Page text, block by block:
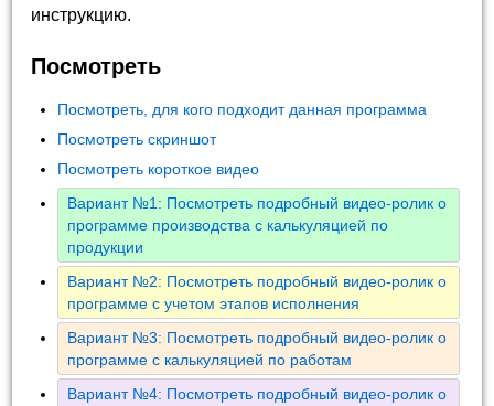
инструкцию.
Посмотреть
Посмотреть, для кого подходит данная программа
Посмотреть скриншот
Посмотреть короткое видео
Вариант №1: Посмотреть подробный видео-ролик о
программе производства с калькуляцией по
продукции
Вариант №2: Посмотреть подробный видео-ролик о
программе с учетом этапов исполнения
Вариант №3: Посмотреть подробный видео-ролик о
программе с калькуляцией по работам
Вариант №4: Посмотреть подробный видео-ролик о